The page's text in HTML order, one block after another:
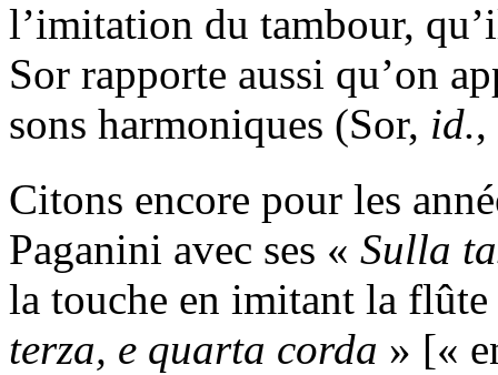
l’imitation du tambour,
Sor rapporte aussi qu’on
sons harmoniques (Sor, id.,
Citons encore pour les
Paganini avec ses « Sulla
la touche en imitant la
terza, e quarta corda » [«